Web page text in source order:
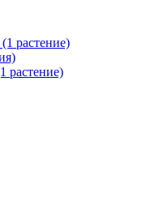
растение)
растение)